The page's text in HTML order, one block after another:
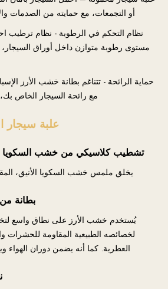
أو التجمعات، مع حمايته من الصدمات
نظام التحكم في الرطوبة - نظام ترطيب
مستوى رطوبة متوازن داخل أوراق السيجار،
حماية الرائحة - تتناغم بطانة خشب الأرز
مع رائحة السيجار الخاص
علبة سيجار
تشطيب كلاسيكي من خشب السكويا
يخلق ملمس خشب السكويا الأنيق،
بطانة
يُستخدم خشب الأرز على نطاق واسع
لخصائصه الطبيعية المقاومة للحشرات
العطرية. كما أنه يضمن دوران الهواء